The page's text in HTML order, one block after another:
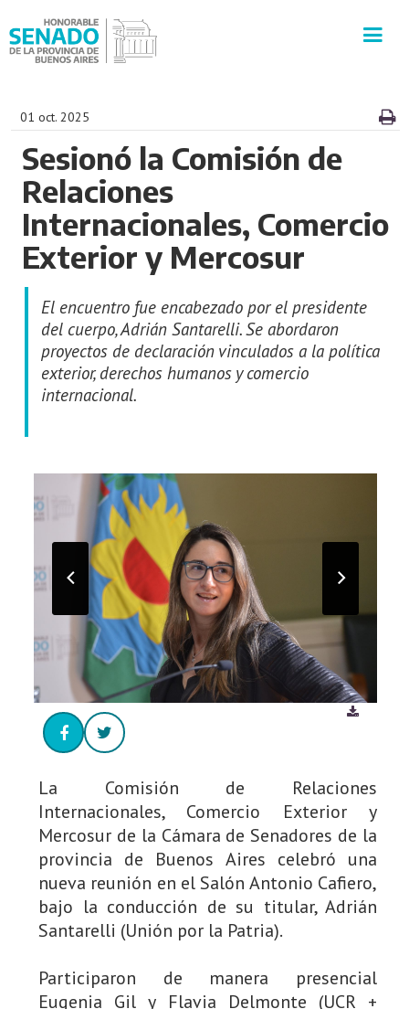
SECRETARÍAS
CULTURA
VISITAS GUIADAS
CONTACTO
01 oct. 2025
Sesionó la Comisión de
Relaciones
Internacionales, Comercio
Exterior y Mercosur
El encuentro fue encabezado por el presidente
del cuerpo, Adrián Santarelli. Se abordaron
proyectos de declaración vinculados a la política
exterior, derechos humanos y comercio
internacional.
La Comisión de Relaciones
Internacionales, Comercio Exterior y
Mercosur de la Cámara de Senadores de la
provincia de Buenos Aires celebró una
nueva reunión en el Salón Antonio Cafiero,
bajo la conducción de su titular, Adrián
Santarelli (Unión por la Patria).
Participaron de manera presencial
Eugenia Gil y Flavia Delmonte (UCR +